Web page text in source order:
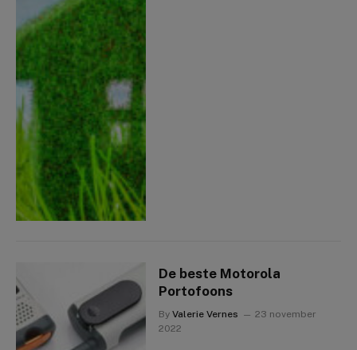
De beste Motorola
Portofoons
By Valerie Vernes
23 november
2022